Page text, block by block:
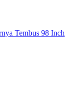
Tembus 98 Inch